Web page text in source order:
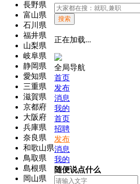
長野県
富山県
石川県
福井県
山梨県
岐阜県
静岡県
愛知県
三重県
滋賀県
京都府
大阪府
兵庫県
奈良県
和歌山県
鳥取県
島根県
岡山県
搜索
正在加载...
全局导航
首页
发布
消息
我的
首页
招聘
发布
消息
我的
随便说点什么